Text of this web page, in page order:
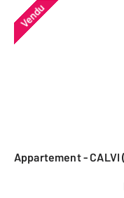
Vendu
Appartement -